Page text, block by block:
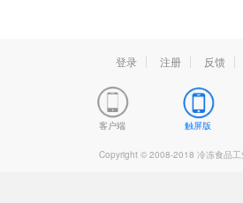
登录 注册 反馈
客户端 触屏版
Copyright © 2008-2018 冷冻食品工